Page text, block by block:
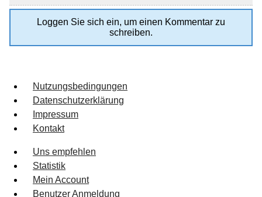
Loggen Sie sich ein, um einen Kommentar zu
schreiben.
Nutzungsbedingungen
Datenschutzerklärung
Impressum
Kontakt
Uns empfehlen
Statistik
Mein Account
Benutzer Anmeldung